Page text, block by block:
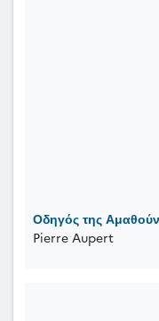
Οδηγός της
Pierre Aupert